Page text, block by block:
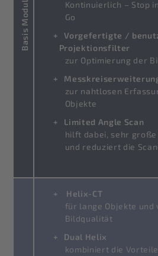
Basis Module
Kontinuierlich – Stop
Go
Vorgefertigte /
Projektionsfilter
zur Optimierung der
zur nahtlosen
Objekte
Limited Angle Scan
hilft dabei, sehr große
und reduziert die
Helix-CT
für lange Objekte und
Bildqualität
Dual Helix
kombiniert die